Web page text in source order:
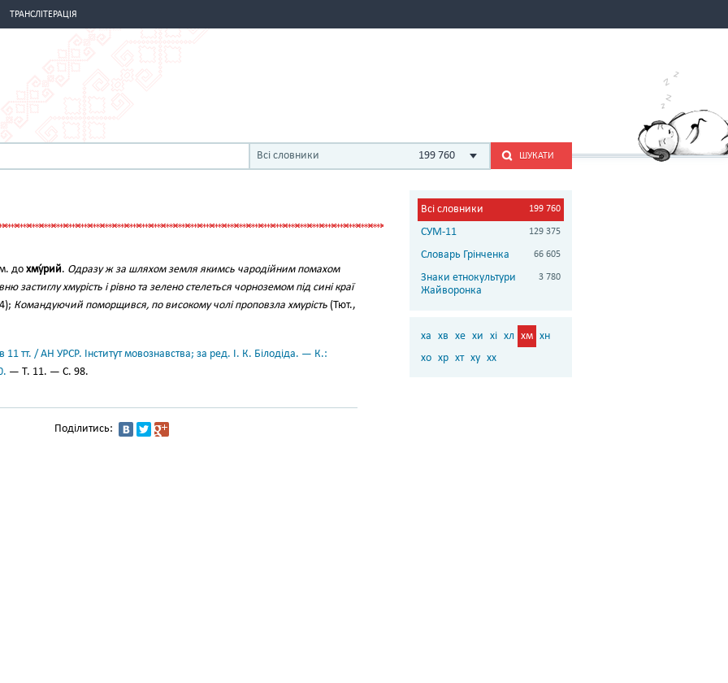
ТРАНСЛІТЕРАЦІЯ
Всі словники 199 760 ШУКАТИ
дохму́рий. Одразу ж за шляхом земля якимсь чародійним помахом
застиглу хмурість і рівно та зелено стелеться чорноземом під сині краї
Командуючий поморщився, по високому чолі проповзла хмурість (Тют.,
11 тт. / АН УРСР. Інститут мовознавства; за ред. І. К. Білодіда. — К.:
— Т. 11. — С. 98.
Поділитись:
Всі словники 199 760
СУМ-11 129 375
Словарь Грінченка 66 605
Знаки етнокультури
Жайворонка
3 780
ха хв хе хи хі хл хм хн
хо хр хт ху хх